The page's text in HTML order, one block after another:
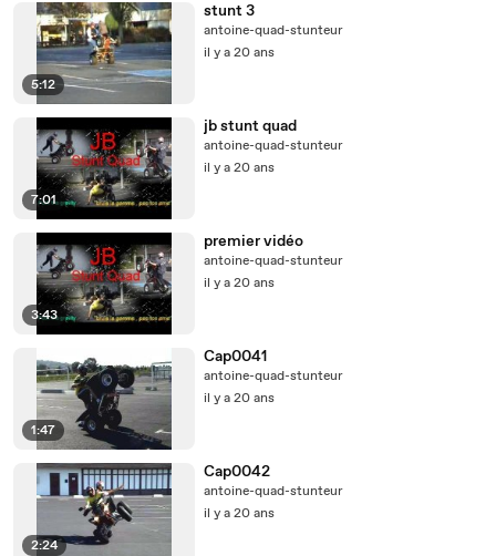
5:12
stunt 3
antoine-quad-stunteur
il y a 20 ans
7:01
jb stunt quad
antoine-quad-stunteur
il y a 20 ans
3:43
premier vidéo
antoine-quad-stunteur
il y a 20 ans
1:47
Cap0041
antoine-quad-stunteur
il y a 20 ans
2:24
Cap0042
antoine-quad-stunteur
il y a 20 ans